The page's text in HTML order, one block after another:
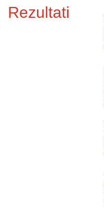
Rezultati